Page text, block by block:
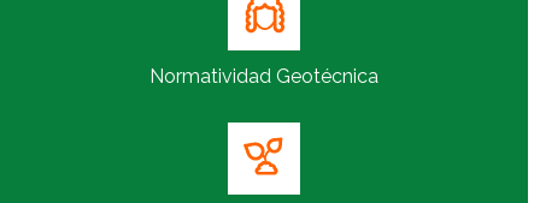
Normatividad Geotécnica